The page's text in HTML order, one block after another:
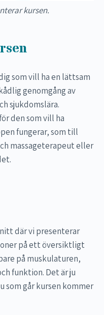
kursen.
som vill ha en lättsam
genomgång av
sjukdomslära.
den som vill ha
fungerar, som till
massageterapeut eller
där vi presenterar
på ett översiktligt
på muskulaturen,
funktion. Det är ju
som går kursen kommer